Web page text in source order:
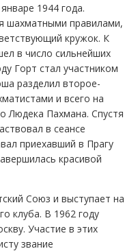
1944 года.
шахматными правилами,
кружок. К
в число сильнейших
Горт стал участником
разделил второе-
и всего на
Людека Пахмана. Спустя
в сеансе
приехавший в Прагу
красивой
Союз и выступает на
клуба. В 1962 году
Участие в этих
звание